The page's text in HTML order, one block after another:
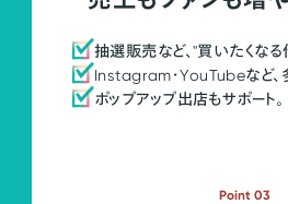
抽選販売など、"買いたくな
Instagram・YouTubeなど、
ポップアップ出店もサポート。
Point 03